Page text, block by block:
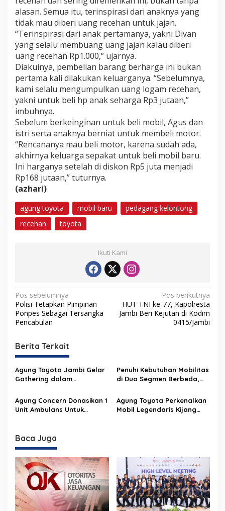
alasan. Semua itu, terinspirasi dari anaknya yang
tidak mau diberi uang recehan untuk jajan.
“Terinspirasi dari anak pertamanya, yakni Divan
yang selalu membuang uang jajan kalau diberi
uang recehan Rp1.000,” ujarnya.
Diakuinya, pembelian barang berharga ini bukan
pertama kali dilakukan keluarganya. “Sebelumnya,
kami selalu mengumpulkan uang logam recehan,
yakni untuk beli hp anak seharga Rp3 jutaan,”
imbuhnya.
Sebelum berkeinginan untuk beli mobil, Agus dan
istri serta anaknya berniat untuk membeli motor.
“Rencananya mau beli motor, karena sudah ada,
akhirnya keluarga sepakat untuk beli mobil baru.
Ini harganya setelah di diskon Rp5 juta menjadi
Rp168 jutaan,” tuturnya.
(azhari)
agung toyota mobil baru
pedagang kelontong
recehan
toyota
Ikuti Kami
N
a
v
i
g
a
s
i
p
s
Pos sebelumnya
Polisi Tetapkan Pimpinan
Ponpes Sebagai Tersangka
Pencabulan
Pos berikutnya
HUT TNI ke-77, Kapolresta
Jambi Beri Kejutan di Kodim
0415/Jambi
Berita Terkait
Agung Toyota Jambi Gelar
Gathering dalam
EV Lintas Nusa
Penuhi Kebutuhan Mobilitas
di Dua Segmen Berbeda,
All-New Astra Toyota Agya
dan Toyota Agya GR Sport
Agung Concern Donasikan 1
Unit Ambulans Untuk
Agung Toyota Perkenalkan
Mobil Legendaris Kijang
Baca Juga